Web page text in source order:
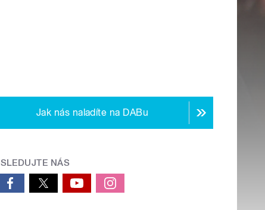
Jak nás naladíte na DABu
SLEDUJTE NÁS